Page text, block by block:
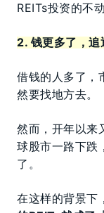
REITs投资的不
2. 钱更多了，追
借钱的人多了，
然要找地方去。
然而，开年以来
球股市一路下跌
了。
在这样的背景下